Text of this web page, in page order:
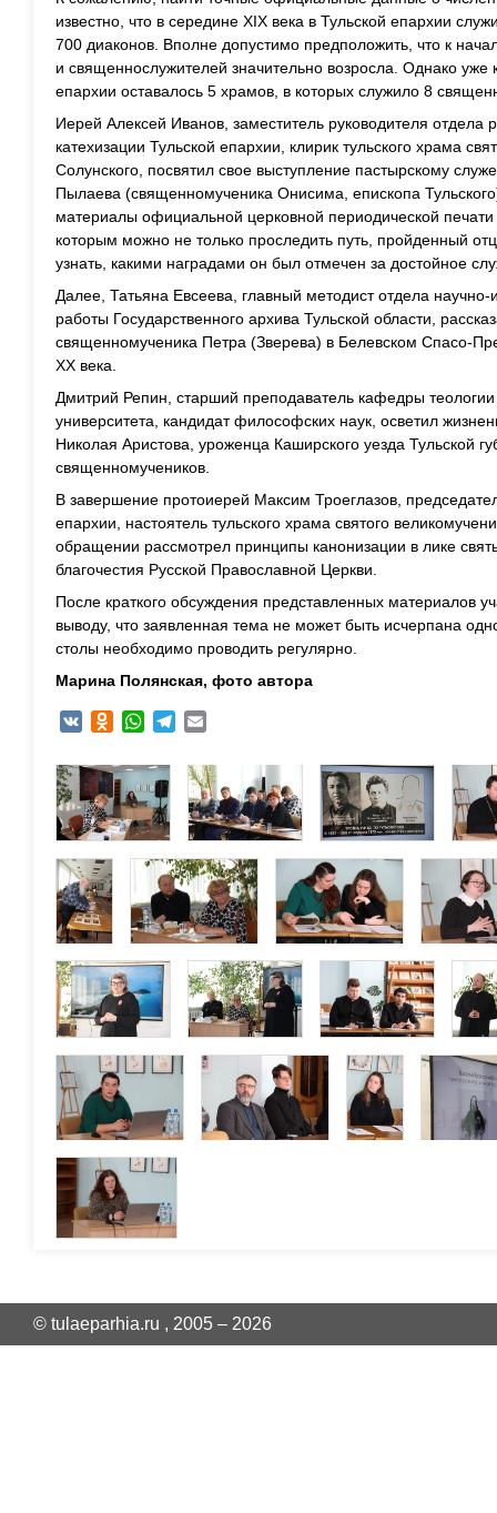
известно, что в середине XIX века в Тульской епархии
700 диаконов. Вполне допустимо предположить, что к
и священнослужителей значительно возросла. Однако уже
епархии оставалось 5 храмов, в которых служило 8
Иерей Алексей Иванов, заместитель руководителя отдела
катехизации Тульской епархии, клирик тульского храма
Солунского, посвятил свое выступление пастырскому
Пылаева (священномученика Онисима, епископа
материалы официальной церковной периодической
которым можно не только проследить путь, пройденный
узнать, какими наградами он был отмечен за достойное
Далее, Татьяна Евсеева, главный методист отдела научно-
работы Государственного архива Тульской области,
священномученика Петра (Зверева) в Белевском Спасо-
XX века.
Дмитрий Репин, старший преподаватель кафедры теологии
университета, кандидат философских наук, осветил
Николая Аристова, уроженца Каширского уезда Тульской
священномучеников.
В завершение протоиерей Максим Троеглазов,
епархии, настоятель тульского храма святого
обращении рассмотрел принципы канонизации в лике
благочестия Русской Православной Церкви.
После краткого обсуждения представленных материалов
выводу, что заявленная тема не может быть исчерпана
столы необходимо проводить регулярно.
Марина Полянская, фото автора
VK Odnoklassniki
WhatsAppTelegram
© tulaeparhia.ru , 2005 – 2026